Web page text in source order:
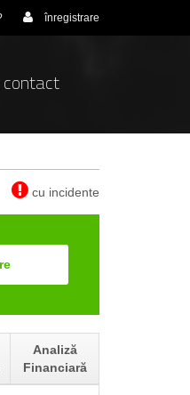
înregistrare
contact
cu incidente
Analiză
Financiară